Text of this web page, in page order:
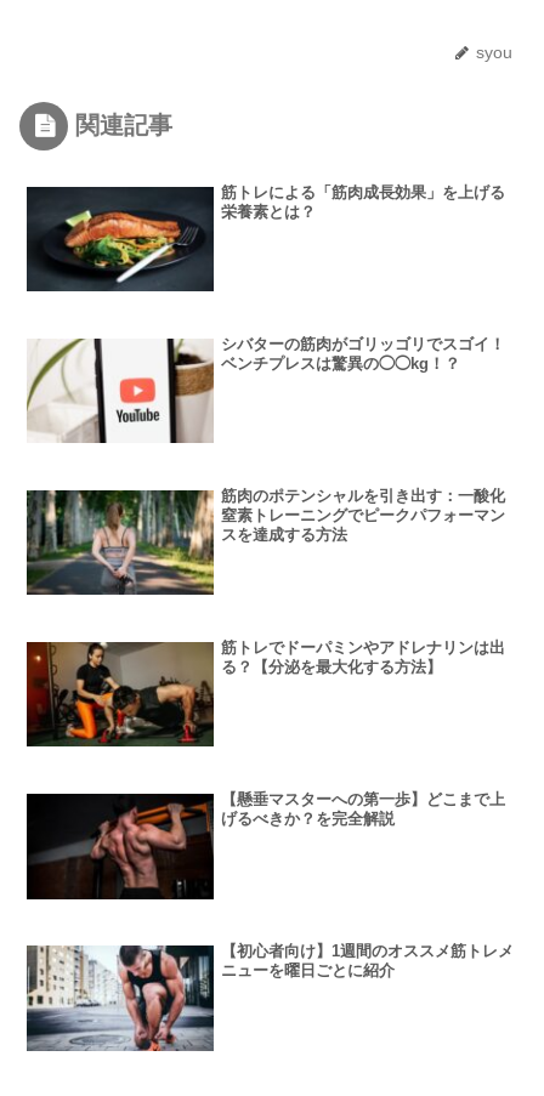
syou
関連記事
筋トレによる「筋肉成長効果」を上げる
栄養素とは？
シバターの筋肉がゴリッゴリでスゴイ！
ベンチプレスは驚異の◯◯kg！？
筋肉のポテンシャルを引き出す：一酸化
窒素トレーニングでピークパフォーマン
スを達成する方法
筋トレでドーパミンやアドレナリンは出
る？【分泌を最大化する方法】
【懸垂マスターへの第一歩】どこまで上
げるべきか？を完全解説
【初心者向け】1週間のオススメ筋トレメ
ニューを曜日ごとに紹介